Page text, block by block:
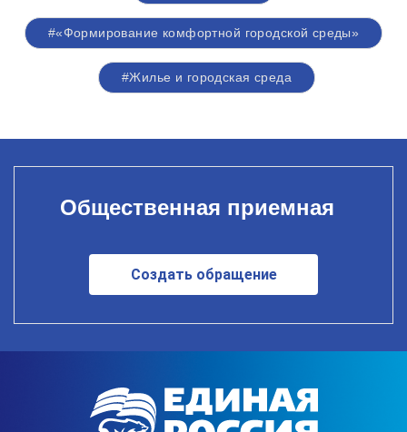
#«Формирование комфортной городской среды»
#Жилье и городская среда
Общественная приемная
Создать обращение